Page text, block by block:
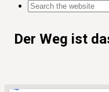
Der Weg ist